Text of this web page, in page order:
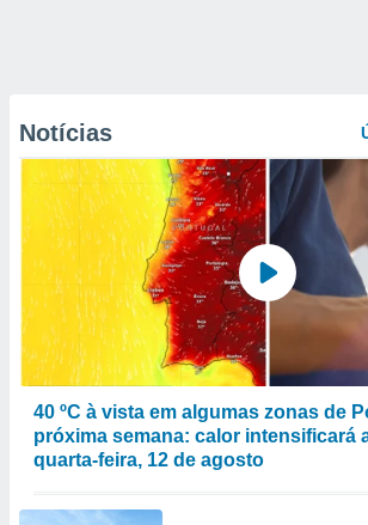
Notícias
40 ºC à vista em algumas zonas de
próxima semana: calor intensificará
quarta-feira, 12 de agosto